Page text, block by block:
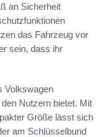
an Sicherheit
das Fahrzeug vor
sein, dass ihr
Volkswagen
Nutzern bietet. Mit
Größe lässt sich
am Schlüsselbund